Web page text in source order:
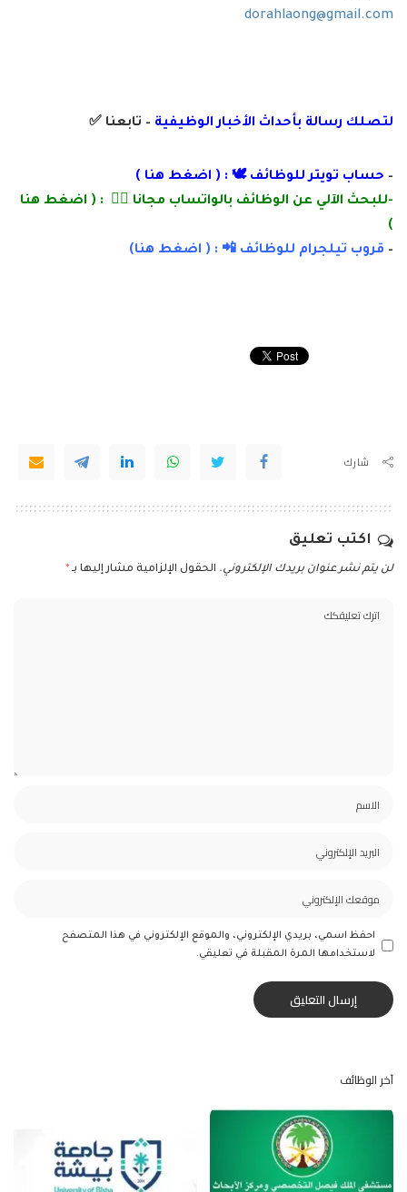
dorahlaong@gmail.com
لتصلك رسالة بأحداث الأخبار الوظيفية – تابعنا ✅
– حساب تويتر للوظائف 🕊 : ( اضغط هنا )
-للبحث الآلي عن الوظائف بالواتساب مجانا 👌🏽 : ( اضغط هنا
)
– قروب تيلجرام للوظائف 📲 : ( اضغط هنا)
شارك
اكتب تعليق
لن يتم نشر عنوان بريدك الإلكتروني. الحقول الإلزامية مشار إليها بـ *
احفظ اسمي، بريدي الإلكتروني، والموقع الإلكتروني في هذا المتصفح
لاستخدامها المرة المقبلة في تعليقي.
آخر الوظائف